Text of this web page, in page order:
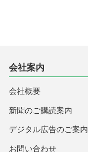
会社案内
会社概要
新聞のご購読案内
デジタル広告のご案内
お問い合わせ